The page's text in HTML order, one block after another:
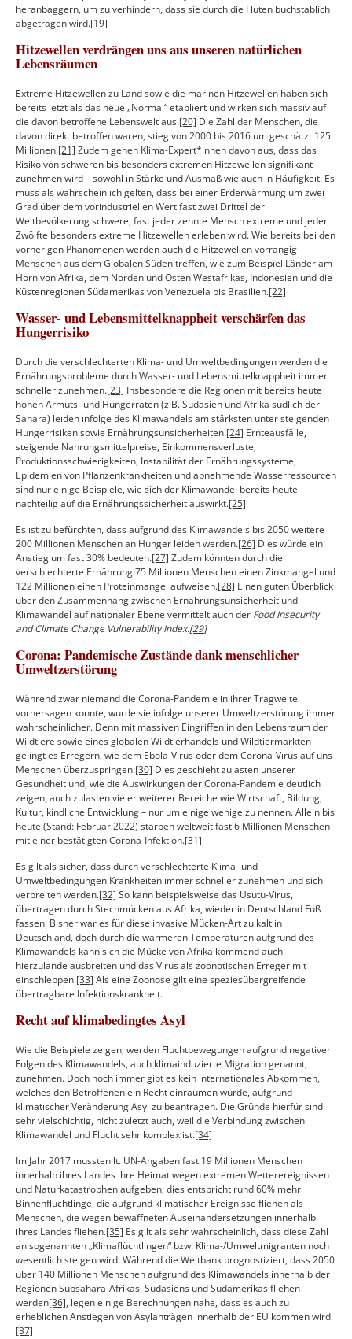
heranbaggern, um zu verhindern, dass sie durch die Fluten buchstäblich
abgetragen wird.[19]
Hitzewellen verdrängen uns aus unseren natürlichen
Lebensräumen
Extreme Hitzewellen zu Land sowie die marinen Hitzewellen haben sich
bereits jetzt als das neue „Normal“ etabliert und wirken sich massiv auf
die davon betroffene Lebenswelt aus.[20] Die Zahl der Menschen, die
davon direkt betroffen waren, stieg von 2000 bis 2016 um geschätzt 125
Millionen.[21] Zudem gehen Klima-Expert*innen davon aus, dass das
Risiko von schweren bis besonders extremen Hitzewellen signifikant
zunehmen wird – sowohl in Stärke und Ausmaß wie auch in Häufigkeit. Es
muss als wahrscheinlich gelten, dass bei einer Erderwärmung um zwei
Grad über dem vorindustriellen Wert fast zwei Drittel der
Weltbevölkerung schwere, fast jeder zehnte Mensch extreme und jeder
Zwölfte besonders extreme Hitzewellen erleben wird. Wie bereits bei den
vorherigen Phänomenen werden auch die Hitzewellen vorrangig
Menschen aus dem Globalen Süden treffen, wie zum Beispiel Länder am
Horn von Afrika, dem Norden und Osten Westafrikas, Indonesien und die
Küstenregionen Südamerikas von Venezuela bis Brasilien.[22]
Wasser- und Lebensmittelknappheit verschärfen das
Hungerrisiko
Durch die verschlechterten Klima- und Umweltbedingungen werden die
Ernährungsprobleme durch Wasser- und Lebensmittelknappheit immer
schneller zunehmen.[23] Insbesondere die Regionen mit bereits heute
hohen Armuts- und Hungerraten (z.B. Südasien und Afrika südlich der
Sahara) leiden infolge des Klimawandels am stärksten unter steigenden
Hungerrisiken sowie Ernährungsunsicherheiten.[24] Ernteausfälle,
steigende Nahrungsmittelpreise, Einkommensverluste,
Produktionsschwierigkeiten, Instabilität der Ernährungssysteme,
Epidemien von Pflanzenkrankheiten und abnehmende Wasserressourcen
sind nur einige Beispiele, wie sich der Klimawandel bereits heute
nachteilig auf die Ernährungssicherheit auswirkt.[25]
Es ist zu befürchten, dass aufgrund des Klimawandels bis 2050 weitere
200 Millionen Menschen an Hunger leiden werden.[26] Dies würde ein
Anstieg um fast 30% bedeuten.[27] Zudem könnten durch die
verschlechterte Ernährung 75 Millionen Menschen einen Zinkmangel und
122 Millionen einen Proteinmangel aufweisen.[28] Einen guten Überblick
über den Zusammenhang zwischen Ernährungsunsicherheit und
Klimawandel auf nationaler Ebene vermittelt auch der Food Insecurity
and Climate Change Vulnerability Index.[29]
Corona: Pandemische Zustände dank menschlicher
Umweltzerstörung
Während zwar niemand die Corona-Pandemie in ihrer Tragweite
vorhersagen konnte, wurde sie infolge unserer Umweltzerstörung immer
wahrscheinlicher. Denn mit massiven Eingriffen in den Lebensraum der
Wildtiere sowie eines globalen Wildtierhandels und Wildtiermärkten
gelingt es Erregern, wie dem Ebola-Virus oder dem Corona-Virus auf uns
Menschen überzuspringen.[30] Dies geschieht zulasten unserer
Gesundheit und, wie die Auswirkungen der Corona-Pandemie deutlich
zeigen, auch zulasten vieler weiterer Bereiche wie Wirtschaft, Bildung,
Kultur, kindliche Entwicklung – nur um einige wenige zu nennen. Allein bis
heute (Stand: Februar 2022) starben weltweit fast 6 Millionen Menschen
mit einer bestätigten Corona-Infektion.[31]
Es gilt als sicher, dass durch verschlechterte Klima- und
Umweltbedingungen Krankheiten immer schneller zunehmen und sich
verbreiten werden.[32] So kann beispielsweise das Usutu-Virus,
übertragen durch Stechmücken aus Afrika, wieder in Deutschland Fuß
fassen. Bisher war es für diese invasive Mücken-Art zu kalt in
Deutschland, doch durch die wärmeren Temperaturen aufgrund des
Klimawandels kann sich die Mücke von Afrika kommend auch
hierzulande ausbreiten und das Virus als zoonotischen Erreger mit
einschleppen.[33] Als eine Zoonose gilt eine speziesübergreifende
übertragbare Infektionskrankheit.
Recht auf klimabedingtes Asyl
Wie die Beispiele zeigen, werden Fluchtbewegungen aufgrund negativer
Folgen des Klimawandels, auch klimainduzierte Migration genannt,
zunehmen. Doch noch immer gibt es kein internationales Abkommen,
welches den Betroffenen ein Recht einräumen würde, aufgrund
klimatischer Veränderung Asyl zu beantragen. Die Gründe hierfür sind
sehr vielschichtig, nicht zuletzt auch, weil die Verbindung zwischen
Klimawandel und Flucht sehr komplex ist.[34]
Im Jahr 2017 mussten lt. UN-Angaben fast 19 Millionen Menschen
innerhalb ihres Landes ihre Heimat wegen extremen Wetterereignissen
und Naturkatastrophen aufgeben; dies entspricht rund 60% mehr
Binnenflüchtlinge, die aufgrund klimatischer Ereignisse fliehen als
Menschen, die wegen bewaffneten Auseinandersetzungen innerhalb
ihres Landes fliehen.[35] Es gilt als sehr wahrscheinlich, dass diese Zahl
an sogenannten „Klimaflüchtlingen“ bzw. Klima-/Umweltmigranten noch
wesentlich steigen wird. Während die Weltbank prognostiziert, dass 2050
über 140 Millionen Menschen aufgrund des Klimawandels innerhalb der
Regionen Subsahara-Afrikas, Südasiens und Südamerikas fliehen
werden[36], legen einige Berechnungen nahe, dass es auch zu
erheblichen Anstiegen von Asylanträgen innerhalb der EU kommen wird.
[37]